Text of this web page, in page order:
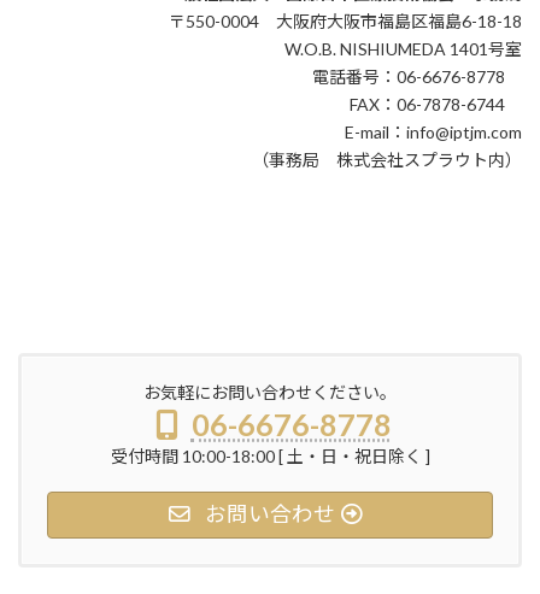
〒550-0004 大阪府大阪市福島区福島6-18-18
W.O.B. NISHIUMEDA 1401号室
電話番号：06-6676-8778
FAX：06-7878-6744
E-mail：info@iptjm.com
（事務局 株式会社スプラウト内）
お気軽にお問い合わせください。
06-6676-8778
受付時間 10:00-18:00 [ 土・日・祝日除く ]
お問い合わせ